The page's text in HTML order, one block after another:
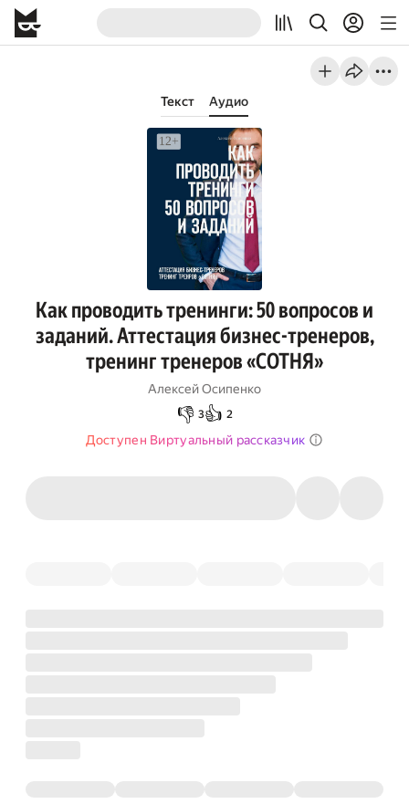
Текст Аудио
Как проводить тренинги: 50 вопросов и
заданий. Аттестация бизнес-тренеров,
тренинг тренеров «СОТНЯ»
Алексей Осипенко
👎 3👍 2
Доступен Виртуальный рассказчик